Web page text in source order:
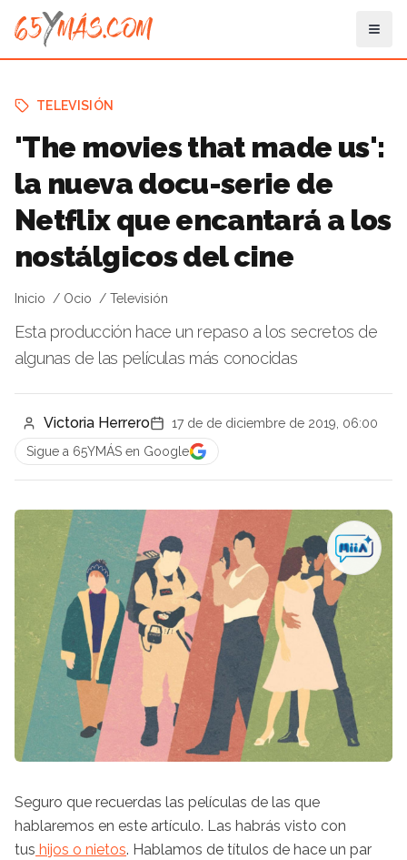
TELEVISIÓN
'The movies that made us':
la nueva docu-serie de
Netflix que encantará a los
nostálgicos del cine
Inicio Ocio Televisión
Esta producción hace un repaso a los secretos de
algunas de las películas más conocidas
Victoria Herrero
17 de de diciembre de 2019, 06:00
Sigue a 65YMÁS en Google
Seguro que recuerdas las películas de las que
hablaremos en este artículo. Las habrás visto con
tus hijos o nietos. Hablamos de títulos de hace un par